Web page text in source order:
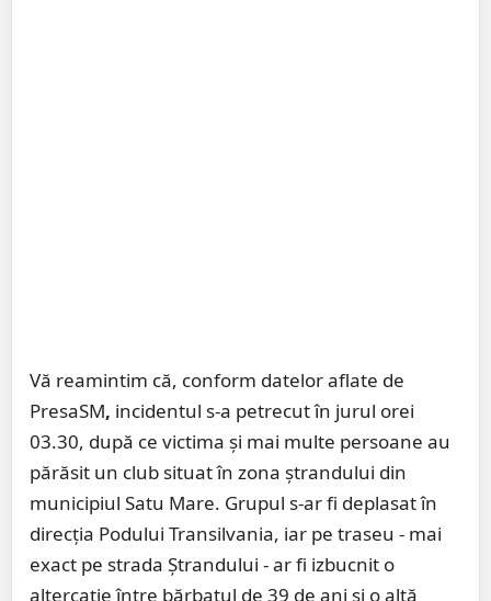
Vă reamintim că, conform datelor aflate de
PresaSM, incidentul s-a petrecut în jurul orei
03.30, după ce victima și mai multe persoane au
părăsit un club situat în zona ștrandului din
municipiul Satu Mare. Grupul s-ar fi deplasat în
direcția Podului Transilvania, iar pe traseu - mai
exact pe strada Ștrandului - ar fi izbucnit o
altercație între bărbatul de 39 de ani și o altă